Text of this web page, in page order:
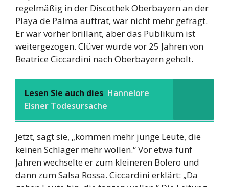
regelmäßig in der Discothek Oberbayern an der
Playa de Palma auftrat, war nicht mehr gefragt.
Er war vorher brillant, aber das Publikum ist
weitergezogen. Clüver wurde vor 25 Jahren von
Beatrice Ciccardini nach Oberbayern geholt.
Lesen Sie auch dies Hannelore
Elsner Todesursache
Jetzt, sagt sie, „kommen mehr junge Leute, die
keinen Schlager mehr wollen.“ Vor etwa fünf
Jahren wechselte er zum kleineren Bolero und
dann zum Salsa Rossa. Ciccardini erklärt: „Da